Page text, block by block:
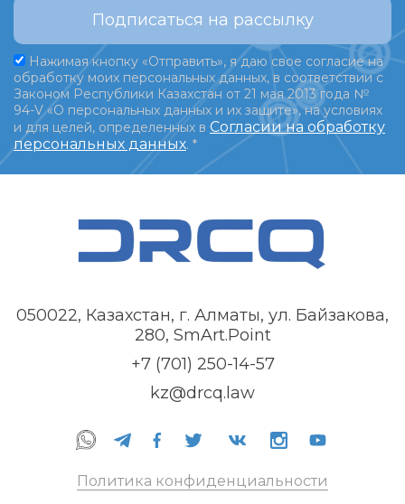
Подписаться на рассылку
Нажимая кнопку «Отправить», я даю свое согласие на
обработку моих персональных данных, в соответствии с
Законом Республики Казахстан от 21 мая 2013 года №
94-V «О персональных данных и их защите», на условиях
и для целей, определенных в Согласии на обработку
персональных данных. *
050022, Казахстан, г. Алматы, ул. Байзакова,
280, SmArt.Point
+7 (701) 250-14-57
kz@drcq.law
Политика конфиденциальности